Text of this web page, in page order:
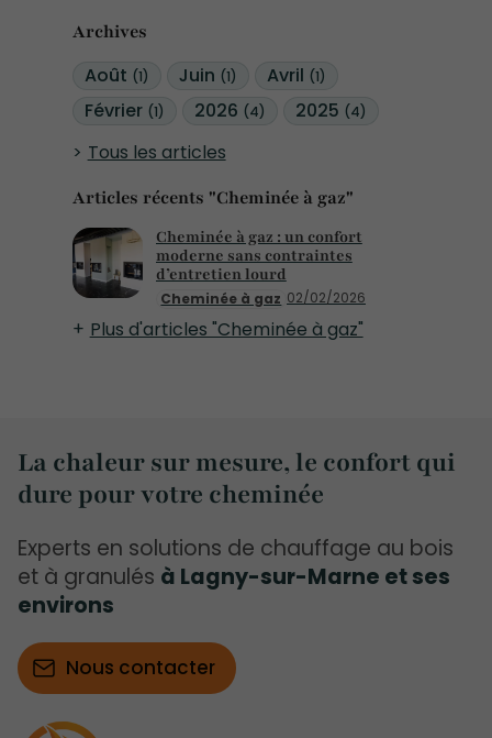
Archives
Août (1) Juin (1) Avril (1)
Février (1) 2026 (4) 2025 (4)
Tous les articles
Articles récents "Cheminée à gaz"
Cheminée à gaz 02/02/2026
Cheminée à gaz : un confort
moderne sans contraintes
d’entretien lourd
Plus d'articles "Cheminée à gaz"
La chaleur sur mesure, le confort qui
dure pour votre cheminée
Experts en solutions de chauffage au bois
et à granulés à Lagny-sur-Marne et ses
environs
Nous contacter